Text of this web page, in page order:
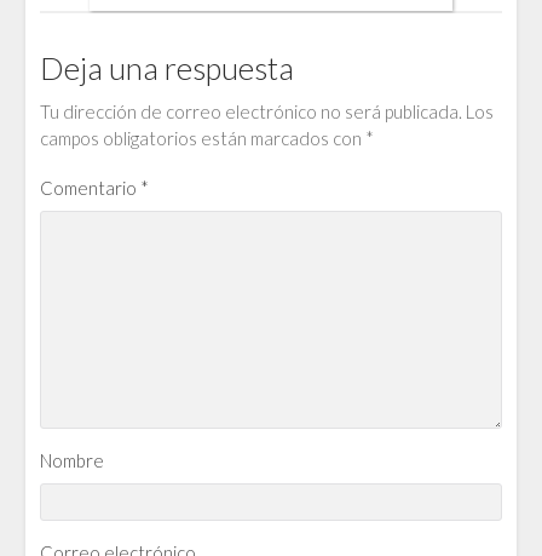
Deja una respuesta
Tu dirección de correo electrónico no será publicada. Los
campos obligatorios están marcados con *
Comentario *
Nombre